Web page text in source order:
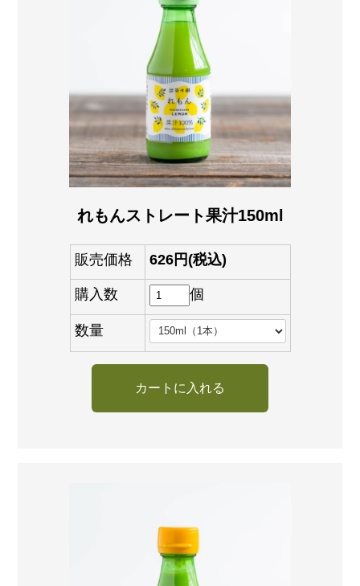
れもんストレート果汁150ml
販売価格 626円(税込)
購入数 個
数量